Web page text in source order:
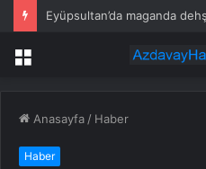
Menü
Anasayfa / Haber
Haber